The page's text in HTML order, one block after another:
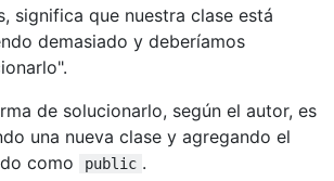
significa que nuestra clase está
demasiado y deberíamos
de solucionarlo, según el autor, es
una nueva clase y agregando el
como
public .